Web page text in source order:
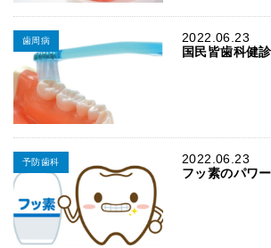
2022.06.23
歯周病
国民皆歯科健
2022.06.23
予防歯科
フッ素のパワー